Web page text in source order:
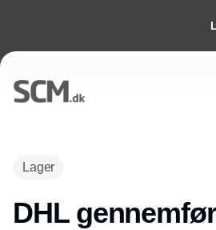
Lager
DHL